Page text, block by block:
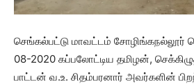
செங்கல்பட்டு மாவட்டம் சோழிங்கநல்லூர்
08-2020 கப்பலோட்டிய தமிழன்,
பாட்டன் வ.உ. சிதம்பரனார் அவர்களின்